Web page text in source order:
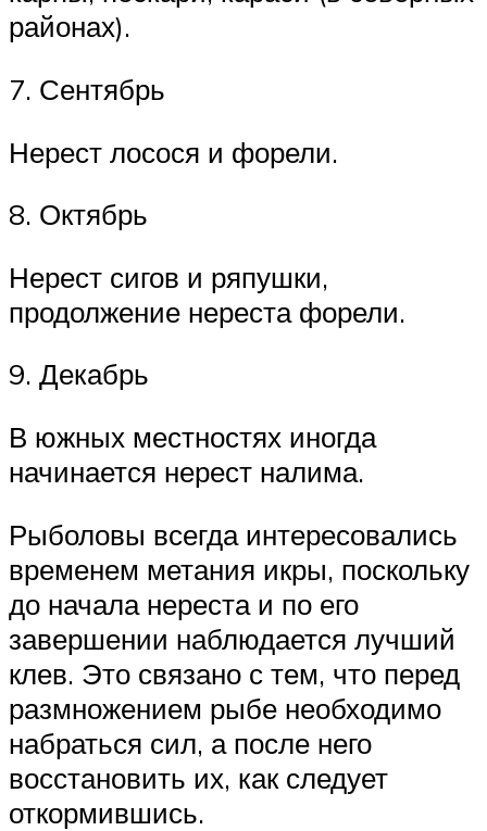
районах).
7. Сентябрь
Нерест лосося и форели.
8. Октябрь
Нерест сигов и ряпушки,
продолжение нереста форели.
9. Декабрь
В южных местностях иногда
начинается нерест налима.
Рыболовы всегда интересовались
временем метания икры, поскольку
до начала нереста и по его
завершении наблюдается лучший
клев. Это связано с тем, что перед
размножением рыбе необходимо
набраться сил, а после него
восстановить их, как следует
откормившись.